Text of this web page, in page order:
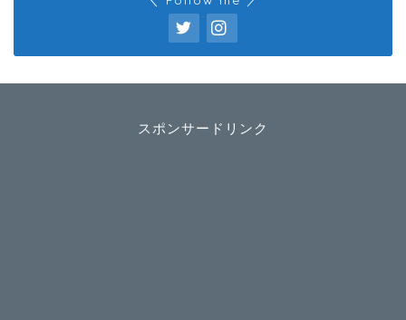
スポンサードリンク